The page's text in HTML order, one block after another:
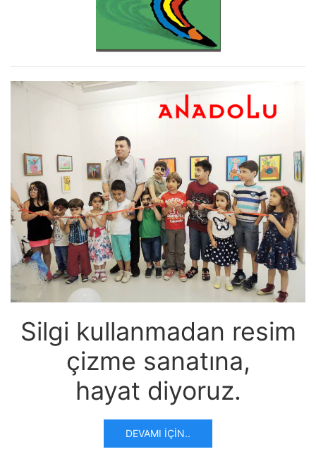
Silgi kullanmadan resim
çizme sanatına,
hayat diyoruz.
DEVAMI İÇIN..